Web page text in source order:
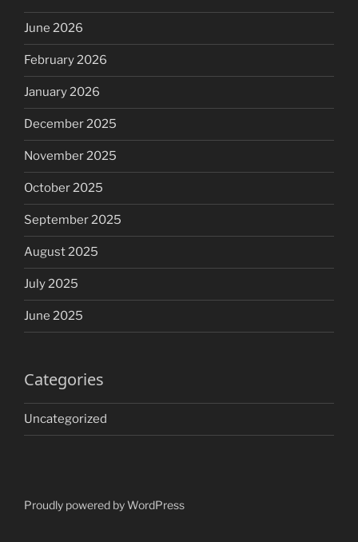
June 2026
February 2026
January 2026
December 2025
November 2025
October 2025
September 2025
August 2025
July 2025
June 2025
Categories
Uncategorized
Proudly powered by WordPress